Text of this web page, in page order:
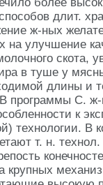
длит.
ж-ных
на улучшение
скота,
в туше у
длины и
программы С.
к
технологии. В
т. н.
крупных